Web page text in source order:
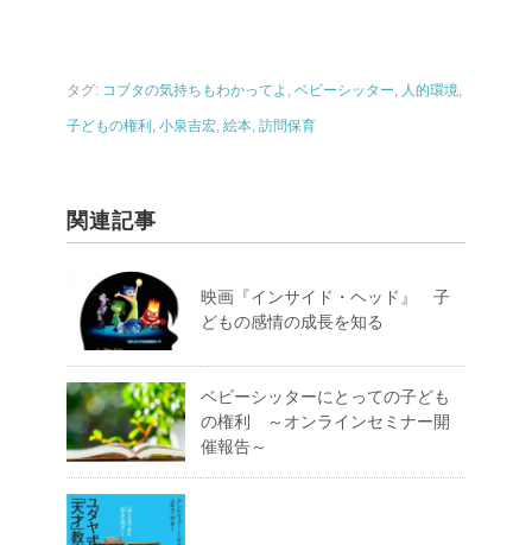
タグ: コブタの気持ちもわかってよ , ベビーシッター, 人的環境,
子どもの権利 , 小泉吉宏, 絵本, 訪問保育
関連記事
映画『インサイド・ヘッド』 子
どもの感情の成長を知る
ベビーシッターにとっての子ども
の権利 ～オンラインセミナー開
催報告～